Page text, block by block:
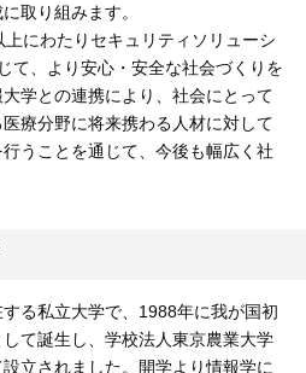
取り組みます。
にわたりセキュリティソリューシ
て、より安心・安全な社会づくりを
学との連携により、社会にとって
療分野に将来携わる人材に対して
うことを通じて、今後も幅広く社
る私立大学で、1988年に我が国初
て誕生し、学校法人東京農業大学
立されました。開学より情報学に